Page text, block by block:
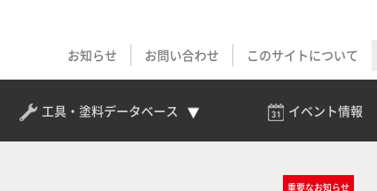
お知らせ
お問い合わせ このサイトについて
工具・塗料データベース イベント情報
重要なお知らせ